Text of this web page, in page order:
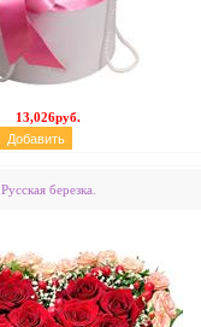
13,026руб.
Русская березка.